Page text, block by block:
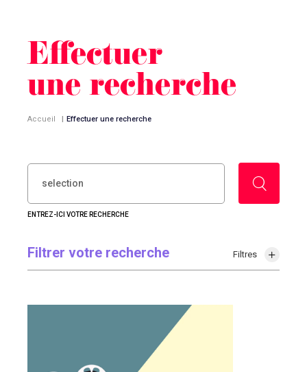
Effectuer
une recherche
Accueil | Effectuer une recherche
RECHERCHER :
ENTREZ-ICI VOTRE RECHERCHE
Filtrer votre recherche Filtres